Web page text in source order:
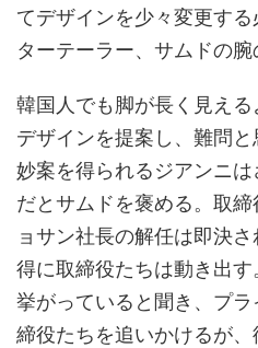
てデザインを少々変更す
ターテーラー、サムドの腕
韓国人でも脚が長く見え
デザインを提案し、難問
妙案を得られるジアンニ
だとサムドを褒める。取
ョサン社長の解任は即決
得に取締役たちは動き出
挙がっていると聞き、プ
締役たちを追いかけるが